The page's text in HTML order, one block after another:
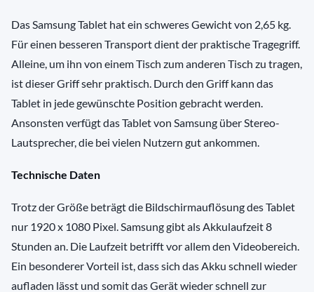
Das Samsung Tablet hat ein schweres Gewicht von 2,65 kg.
Für einen besseren Transport dient der praktische Tragegriff.
Alleine, um ihn von einem Tisch zum anderen Tisch zu tragen,
ist dieser Griff sehr praktisch. Durch den Griff kann das
Tablet in jede gewünschte Position gebracht werden.
Ansonsten verfügt das Tablet von Samsung über Stereo-
Lautsprecher, die bei vielen Nutzern gut ankommen.
Technische Daten
Trotz der Größe beträgt die Bildschirmauflösung des Tablet
nur 1920 x 1080 Pixel. Samsung gibt als Akkulaufzeit 8
Stunden an. Die Laufzeit betrifft vor allem den Videobereich.
Ein besonderer Vorteil ist, dass sich das Akku schnell wieder
aufladen lässt und somit das Gerät wieder schnell zur